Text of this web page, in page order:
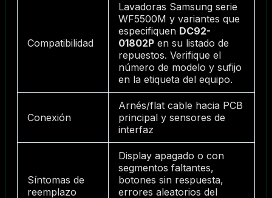
Compatibilidad
Lavadoras Samsung serie
WF5500M y variantes que
especifiquen DC92-
01802Pen su listado de
repuestos. Verifique el
número de modelo y sufijo
en la etiqueta del equipo.
Conexión
Arnés/flat cable hacia PCB
principal y sensores de
interfaz
Síntomas de
reemplazo
Display apagado o con
segmentos faltantes,
botones sin respuesta,
errores aleatorios del